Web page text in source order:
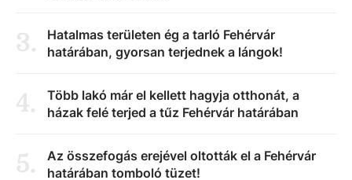
3.
Hatalmas területen ég a tarló Fehérvár
határában, gyorsan terjednek a lángok!
4.
Több lakó már el kellett hagyja otthonát, a
házak felé terjed a tűz Fehérvár határában
5.
Az összefogás erejével oltották el a Fehérvár
határában tomboló tüzet!